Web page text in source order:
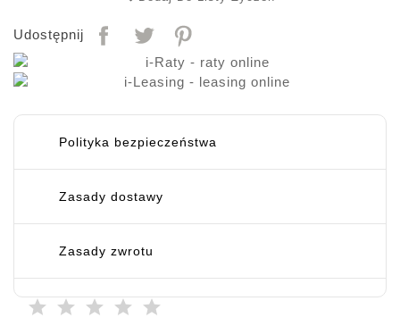
Udostępnij
Polityka bezpieczeństwa
Zasady dostawy
Zasady zwrotu